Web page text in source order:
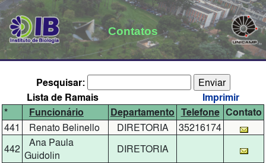
Contatos
Pesquisar:
Lista de Ramais
Imprimir
*
Funcionário Departamento Telefone Contato
441 Renato Belinello DIRETORIA
35216174
442
Ana Paula
Guidolin
DIRETORIA